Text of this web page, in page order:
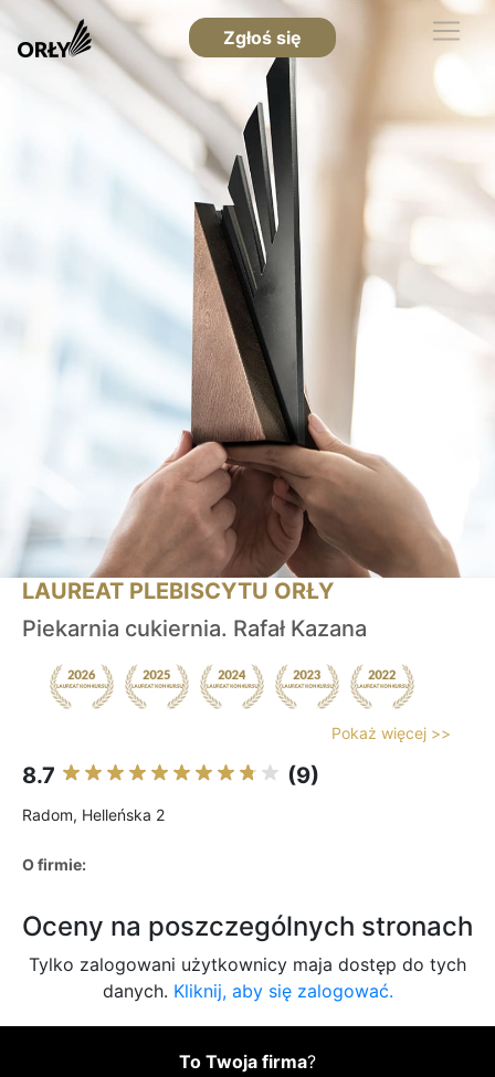
Zgłoś się
LAUREAT PLEBISCYTU ORŁY
Piekarnia cukiernia. Rafał Kazana
Pokaż więcej >>
8.7 (9)
Radom, Helleńska 2
O firmie:
Oceny na poszczególnych stronach
Tylko zalogowani użytkownicy maja dostęp do tych
danych. Kliknij, aby się zalogować.
To Twoja firma?